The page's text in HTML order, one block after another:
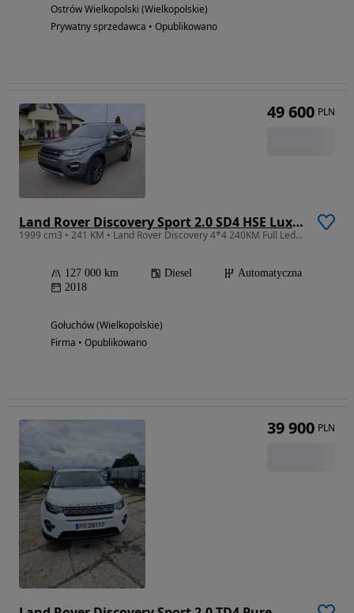
Ostrów Wielkopolski (Wielkopolskie)
Prywatny sprzedawca • Opublikowano
Land Rover Discovery Sport 2.0 SD4 HSE Luxury
1999 cm3 • 241 KM • Land Rover Discovery 4*4 240KM Full Ledy! Skóra! Navi! Panorama!
127 000 km Diesel
Automatyczna
2018
Gołuchów (Wielkopolskie)
Firma • Opublikowano
49 600 PLN
39 900 PLN